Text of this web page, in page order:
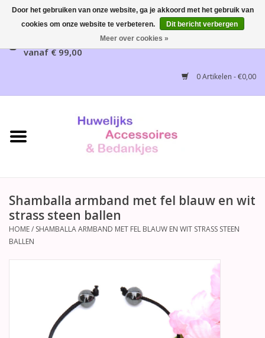
Gratis verzending mogelijk, NL vanaf € 65,00, België
vanaf € 99,00
0 Artikelen - €0,00
Home
Bruidsaccessoires
Huwelijksreceptie
Betty Boop Huwelijk
Shamballa armband met fel blauw en wit
strass steen ballen
HOME/ SHAMBALLA ARMBAND MET FEL BLAUW EN WIT STRASS STEEN
BALLEN
Door het gebruiken van onze website, ga je akkoord met het gebruik van
cookies om onze website te verbeteren.
Dit bericht verbergen
Meer over cookies »